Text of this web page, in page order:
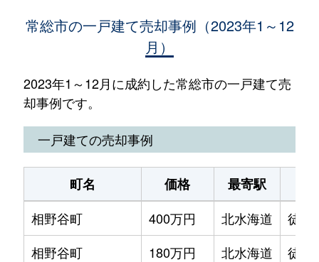
常総市の一戸建て売却事例（2023年1～12
月）
2023年1～12月に成約した常総市の一戸建て売
却事例です。
一戸建ての売却事例
町名 価格 最寄駅
相野谷町
400万円 北水海道
徒歩
相野谷町
180万円 北水海道
徒歩